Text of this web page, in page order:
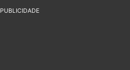
PUBLICIDADE